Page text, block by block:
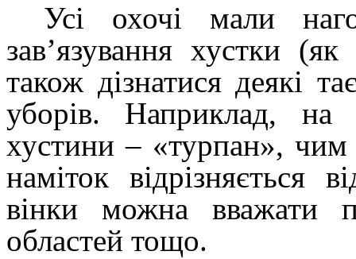
Усі охочі мали
зав’язування хустки
також дізнатися деякі
уборів. Наприклад, на
хустини – «турпан», чим
наміток відрізняється
вінки можна вважати
областей тощо.